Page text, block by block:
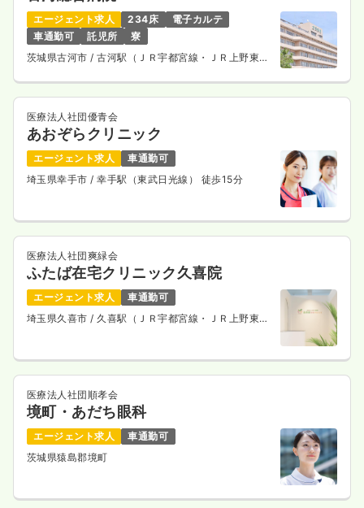
エージェント求人 234床
電子カルテ
車通勤可
託児所
寮
茨城県古河市 / 古河駅（ＪＲ宇都宮線・ＪＲ上野東京
医療法人社団優青会
あおぞらクリニック
エージェント求人
車通勤可
埼玉県幸手市/ 幸手駅（東武日光線） 徒歩15分
医療法人社団爽緑会
ふたば在宅クリニック久喜院
エージェント求人
車通勤可
埼玉県久喜市/ 久喜駅（ＪＲ宇都宮線・ＪＲ上野東京
医療法人社団順孝会
境町・あだち眼科
エージェント求人
車通勤可
茨城県猿島郡境町